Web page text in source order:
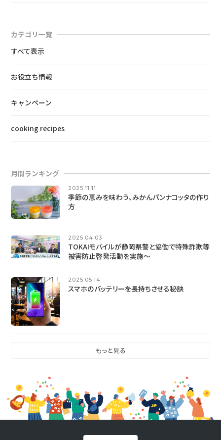
カテゴリ一覧
すべて表示
お役立ち情報
キャンペーン
cooking recipes
月間ランキング
2025.11.11
季節の恵みを味わう、みかんパンナコッタの作り
方
2025.04.03
TOKAIモバイルが静岡県警と協働で特殊詐欺等
被害防止啓発活動を実施～
2025.05.14
スマホのバッテリーを長持ちさせる秘訣
もっと見る